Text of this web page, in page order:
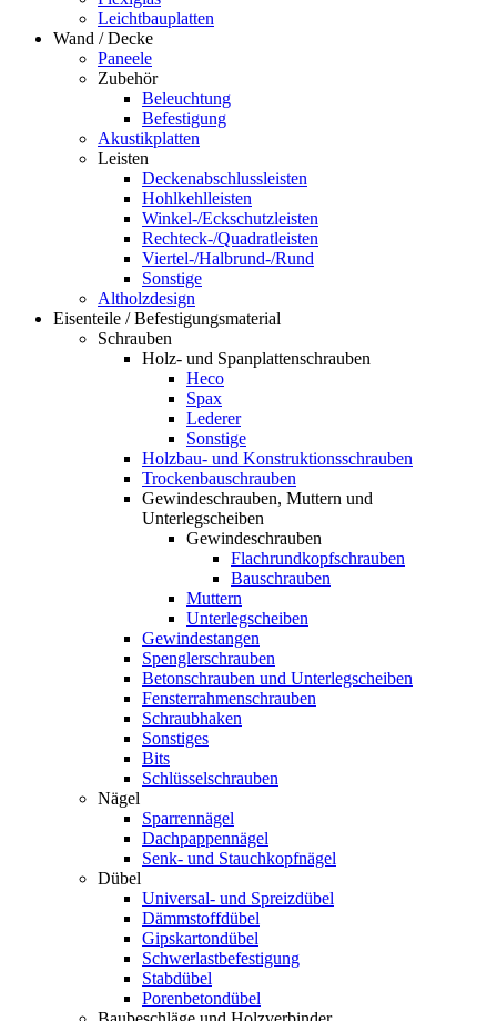
Leichtbauplatten
Wand / Decke
Paneele
Zubehör
Beleuchtung
Befestigung
Akustikplatten
Leisten
Deckenabschlussleisten
Hohlkehlleisten
Winkel-/Eckschutzleisten
Rechteck-/Quadratleisten
Viertel-/Halbrund-/Rund
Sonstige
Altholzdesign
Eisenteile / Befestigungsmaterial
Schrauben
Holz- und Spanplattenschrauben
Heco
Spax
Lederer
Sonstige
Holzbau- und Konstruktionsschrauben
Trockenbauschrauben
Gewindeschrauben, Muttern und
Unterlegscheiben
Gewindeschrauben
Flachrundkopfschrauben
Bauschrauben
Muttern
Unterlegscheiben
Gewindestangen
Spenglerschrauben
Betonschrauben und Unterlegscheiben
Fensterrahmenschrauben
Schraubhaken
Sonstiges
Bits
Schlüsselschrauben
Nägel
Sparrennägel
Dachpappennägel
Senk- und Stauchkopfnägel
Dübel
Universal- und Spreizdübel
Dämmstoffdübel
Gipskartondübel
Schwerlastbefestigung
Stabdübel
Porenbetondübel